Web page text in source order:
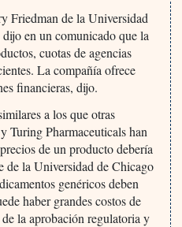
Friedman de la Universidad
en un comunicado que la
cuotas de agencias
La compañía ofrece
financieras, dijo.
a los que otras
Turing Pharmaceuticals han
de un producto debería
de la Universidad de Chicago
genéricos deben
haber grandes costos de
la aprobación regulatoria y